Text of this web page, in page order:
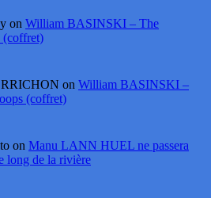
on William BASINSKI – The
(coffret)
on William BASINSKI –
(coffret)
on Manu LANN HUEL ne passera
long de la rivière